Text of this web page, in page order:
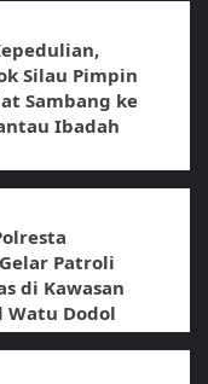
Silau Pimpin
Sambang ke
Ibadah
Patroli
di Kawasan
Watu Dodol